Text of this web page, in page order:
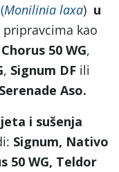
(Monilinia laxa) u
kao
Chorus 50 WG,
, Signum DF ili
Serenade Aso.
i sušenja
Signum, Nativo
50 WG, Teldor